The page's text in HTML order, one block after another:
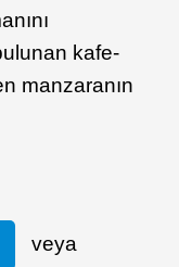
kafe-
manzaranın
veya